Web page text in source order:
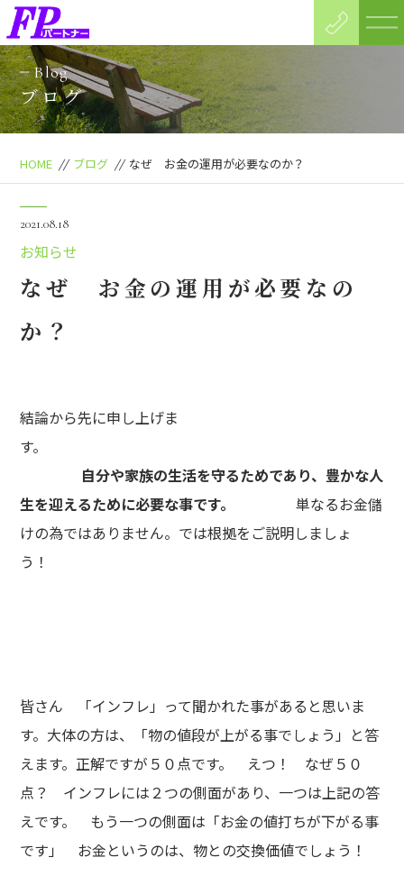
Blog
ブログ
HOME // ブログ // なぜ お金の運用が必要なのか？
2021.08.18
お知らせ
なぜ お金の運用が必要なの
か？
結論から先に申し上げま
す。
自分や家族の生活を守るためであり、豊かな人
生を迎えるために必要な事です。
単なるお金儲
けの為ではありません。では根拠をご説明しましょ
う！
皆さん 「インフレ」って聞かれた事があると思いま
す。大体の方は、「物の値段が上がる事でしょう」と答
えます。正解ですが５０点です。 えつ！ なぜ５０
点？ インフレには２つの側面があり、一つは上記の答
えです。 もう一つの側面は「お金の値打ちが下がる事
です」 お金というのは、物との交換価値でしょう！